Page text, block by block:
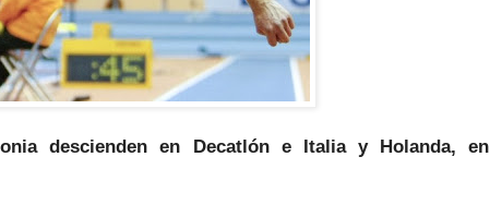
descienden en Decatlón e Italia y Holanda, en